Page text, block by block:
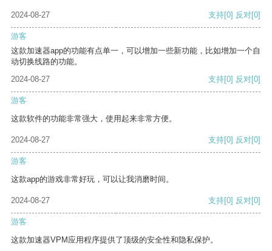
2024-08-27 支持[0] 反对[0]
游客
这款加速器app的功能有点单一，可以增加一些新功能，比如增加一个自
动切换线路的功能。
2024-08-27
支持[0] 反对[0]
游客
这款软件的功能非常强大，使用起来非常方便。
2024-08-27 支持[0] 反对[0]
游客
这款app的游戏非常好玩，可以让我消磨时间。
2024-08-27 支持[0] 反对[0]
游客
这款加速器VPM应用程序提供了顶级的安全性和隐私保护。